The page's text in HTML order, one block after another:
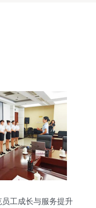
工成长与服务提升